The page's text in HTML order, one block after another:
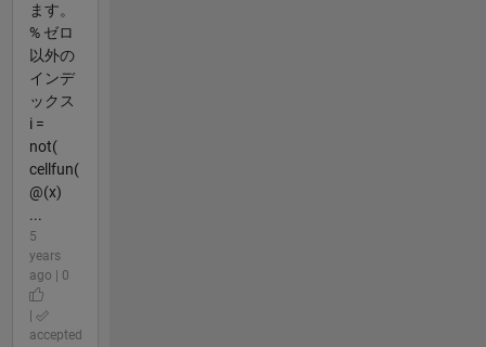
ます。
% ゼロ
以外の
インデ
ックス
i =
not(
cellfun(
@(x)
...
5
years
ago | 0
accepted